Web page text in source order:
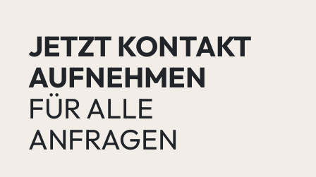
JETZT KONTAKT
AUFNEHMEN
FÜR ALLE
ANFRAGEN